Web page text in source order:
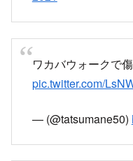
ワカバウォークで